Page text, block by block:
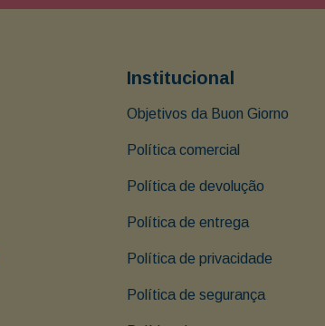
Institucional
Objetivos da Buon Giorno
Política comercial
Política de devolução
Política de entrega
Política de privacidade
Política de segurança